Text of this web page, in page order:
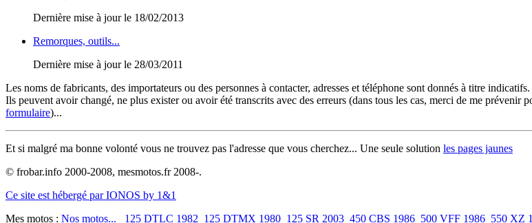
Dernière mise à jour le 18/02/2013
Remorques, outils...
Dernière mise à jour le 28/03/2011
Les noms de fabricants, des importateurs ou des personnes à contacter, adresses et téléphone sont donnés à titre indicatifs.
Ils peuvent avoir changé, ne plus exister ou avoir été transcrits avec des erreurs (dans tous les cas, merci de me
formulaire)...
Et si malgré ma bonne volonté vous ne trouvez pas l'adresse que vous cherchez... Une seule solution les pages jaunes
© frobar.info 2000-2008, mesmotos.fr 2008-.
Ce site est hébergé par IONOS by 1&1
Mes motos : Nos motos... 125 DTLC 1982 125 DTMX 1980 125 SR 2003 450 CBS 1986 500 VFF 1986 550 XZ